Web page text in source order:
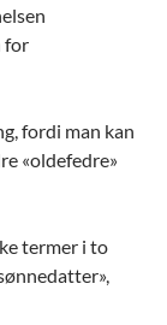
for
fordi man kan
«oldefedre»
termer i to